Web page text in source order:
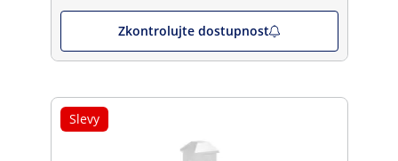
Zkontrolujte dostupnost
Slevy